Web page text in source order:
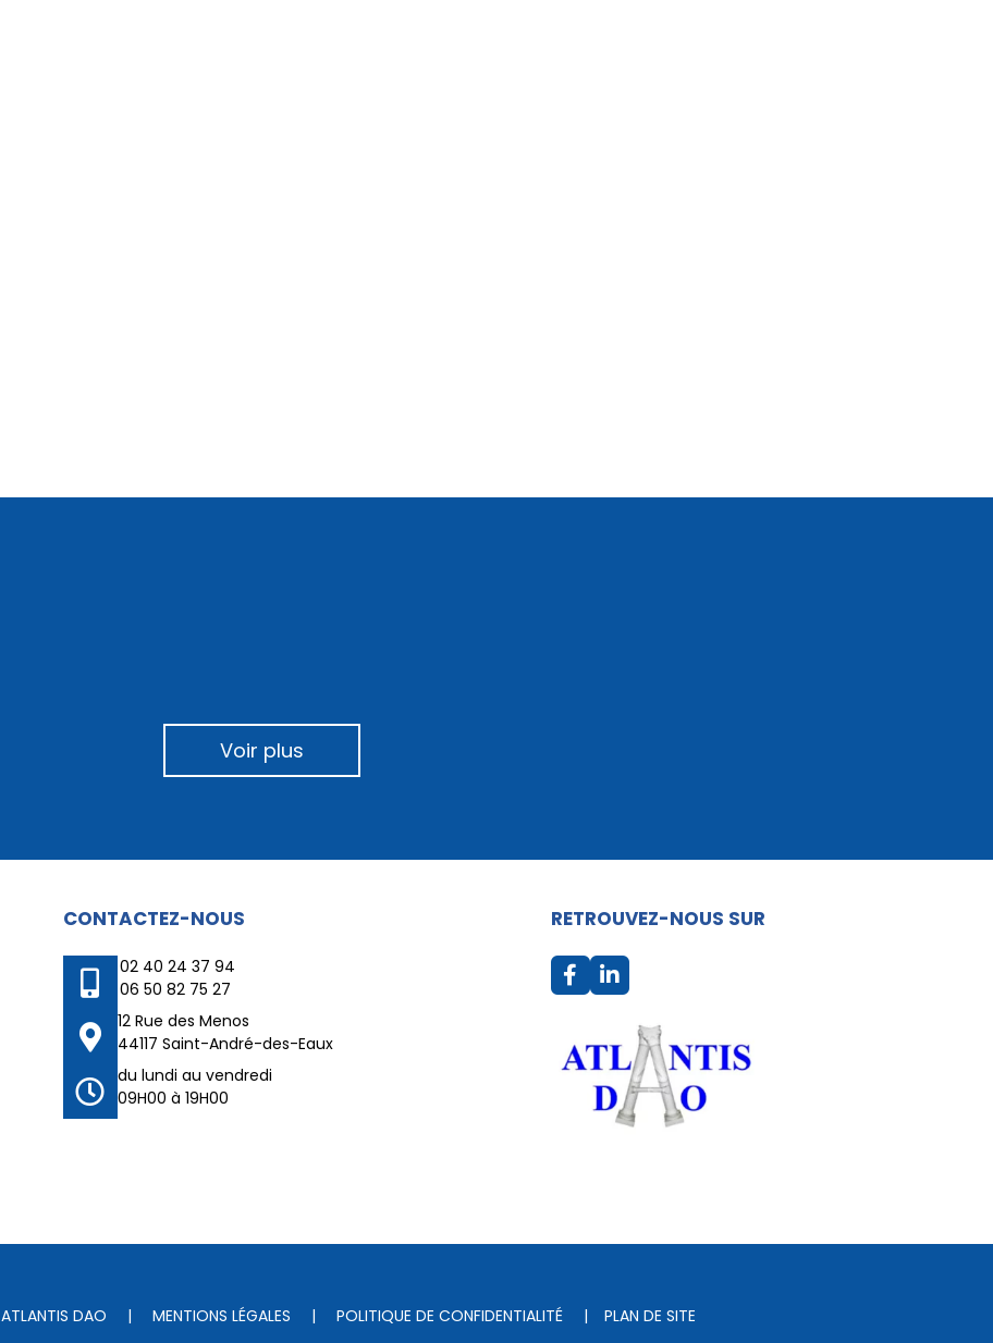
Voir plus
CONTACTEZ-NOUS
02 40 24 37 94
06 50 82 75 27
12 Rue des Menos
44117 Saint-André-des-Eaux
du lundi au vendredi
09H00 à 19H00
RETROUVEZ-NOUS SUR
ATLANTIS DAO | MENTIONS LÉGALES | POLITIQUE DE CONFIDENTIALITÉ | PLAN DE SITE